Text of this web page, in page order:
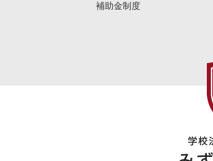
補助金制度